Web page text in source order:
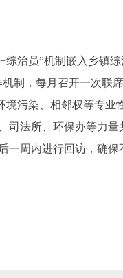
综治员”机制嵌入乡镇
制，每月召开一次联
境污染、相邻权等专
司法所、环保办等力
一周内进行回访，确保